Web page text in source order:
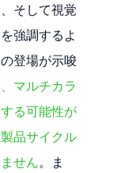
そして視覚
強調するよ
登場が示唆
マルチカラ
る可能性が
品サイクル
せん。ま